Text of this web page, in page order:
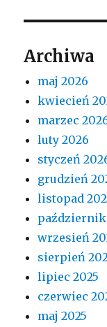
Archiwa
maj 2026
kwiecień
marzec
luty 2026
styczeń
grudzień
listopad
październik
wrzesień
sierpień
lipiec 2025
czerwiec
maj 2025